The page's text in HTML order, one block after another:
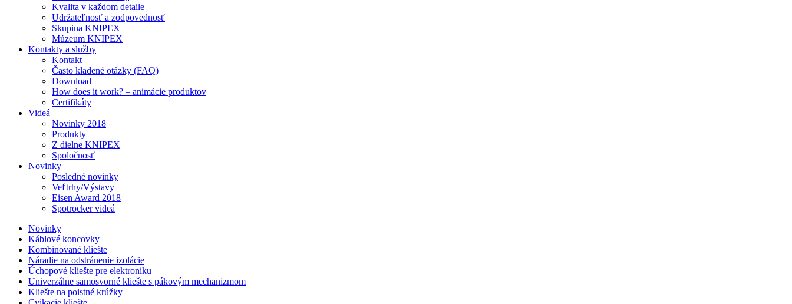
Kvalita v každom detaile
Udržateľnosť a zodpovednosť
Skupina KNIPEX
Múzeum KNIPEX
Kontakty a služby
Kontakt
Často kladené otázky (FAQ)
Download
How does it work? – animácie produktov
Certifikáty
Videá
Novinky 2018
Produkty
Z dielne KNIPEX
Spoločnosť
Novinky
Posledné novinky
Veľtrhy/Výstavy
Eisen Award 2018
Spotrocker videá
Novinky
Káblové koncovky
Kombinované kliešte
Náradie na odstránenie izolácie
Úchopové kliešte pre elektroniku
Univerzálne samosvorné kliešte s pákovým mechanizmom
Kliešte na poistné krúžky